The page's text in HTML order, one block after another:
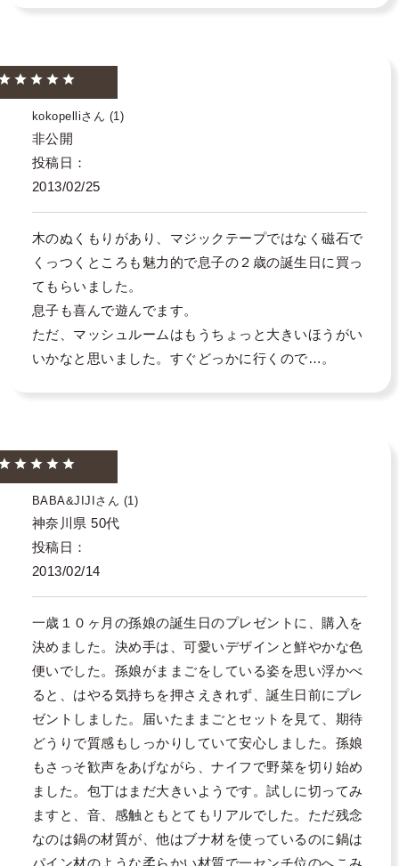
kokopelli 1
非公開
投稿日
2013/02/25
木のぬくもりがあり、マジックテープではなく磁石で
くっつくところも魅力的で息子の２歳の誕生日に買っ
てもらいました。
息子も喜んで遊んでます。
ただ、マッシュルームはもうちょっと大きいほうがい
いかなと思いました。すぐどっかに行くので…。
BABA&JIJI 1
神奈川県 50代
投稿日
2013/02/14
一歳１０ヶ月の孫娘の誕生日のプレゼントに、購入を
決めました。決め手は、可愛いデザインと鮮やかな色
便いでした。孫娘がままごをしている姿を思い浮かべ
ると、はやる気持ちを押さえきれず、誕生日前にプレ
ゼントしました。届いたままごとセットを見て、期待
どうりで質感もしっかりしていて安心しました。孫娘
もさっそ歓声をあげながら、ナイフで野菜を切り始め
ました。包丁はまだ大きいようです。試しに切ってみ
ますと、音、感触ともとてもリアルでした。ただ残念
なのは鍋の材質が、他はブナ材を使っているのに鍋は
パイン材のような柔らかい材質で一センチ位のへこみ